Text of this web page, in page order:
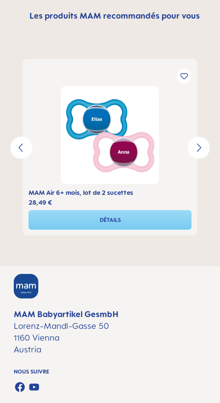
Les produits MAM recommandés pour vous
MAM Air 6+ mois, lot de 2 sucettes
28,49 €
DÉTAILS
MAM Babyartikel GesmbH
Lorenz-Mandl-Gasse 50
1160 Vienna
Austria
NOUS SUIVRE
FACEBOOK
YOUTUBE